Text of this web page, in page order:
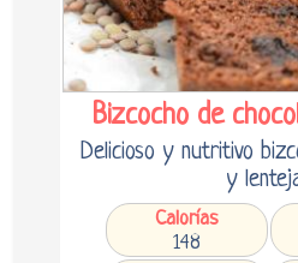
Bizcocho de
Delicioso y nutritivo
y
Calorías
148